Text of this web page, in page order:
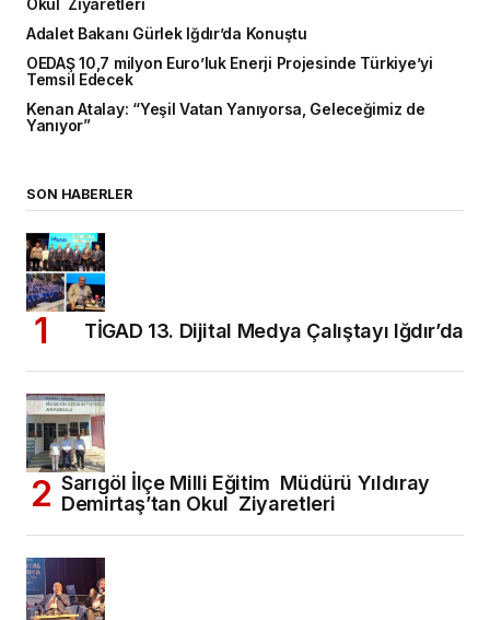
Okul Ziyaretleri
Adalet Bakanı Gürlek Iğdır’da Konuştu
OEDAŞ 10,7 milyon Euro’luk Enerji Projesinde Türkiye’yi
Temsil Edecek
Kenan Atalay: “Yeşil Vatan Yanıyorsa, Geleceğimiz de
Yanıyor”
SON HABERLER
TİGAD 13. Dijital Medya Çalıştayı Iğdır’da
Sarıgöl İlçe Milli Eğitim Müdürü Yıldıray
Demirtaş’tan Okul Ziyaretleri